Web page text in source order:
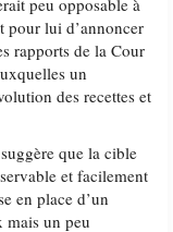
peu opposable à
pour lui d’annoncer
rapports de la Cour
un
des recettes et
que la cible
et facilement
en place d’un
un peu